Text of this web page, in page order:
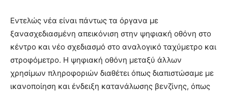
Εντελώς νέα είναι πάντως τα όργανα με
ξανασχεδιασμένη απεικόνιση στην ψηφιακή οθόνη στο
κέντρο και νέο σχεδιασμό στο αναλογικό ταχύμετρο και
στροφόμετρο. Η ψηφιακή οθόνη μεταξύ άλλων
χρησίμων πληροφοριών διαθέτει όπως διαπιστώσαμε με
ικανοποίηση και ένδειξη κατανάλωσης βενζίνης, όπως